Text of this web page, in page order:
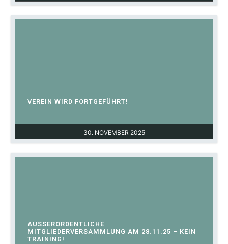
30. NOVEMBER 2025
VEREIN WIRD FORTGEFÜHRT!
AUSSERORDENTLICHE M
ITGLIEDERVERSAMMLUNG AM 28.11.25 – KEIN T
RAINING!